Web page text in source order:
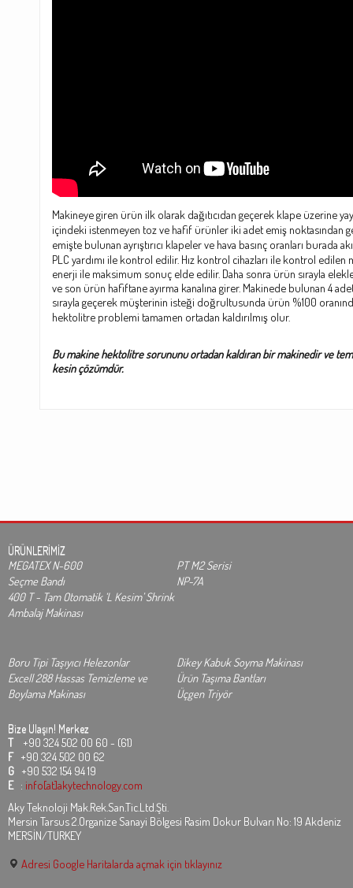
Makineye giren ürün ilk olarak dağıtıcıdan geçerek klape üzerine
içindeki istenmeyen toz ve hafif ürünler iki adet emiş noktasından
emişte bulunan ayrıştırıcı klapeler ve hava basınç oranları burada
PLC yardımı ile kontrol edilir. Hız kontrol cihazları ile kontrol
enerji ile maksimum sonuç elde edilir. Daha sonra ürün sırayla
ve son ürün hafiftane ayırma kanalına girer. Makinede bulunan 4
sırayla geçerek müşterinin isteği doğrultusunda ürün %100
hektolitre problemi tamamen ortadan kaldırılmış olur.
Bu makine hektolitre sorununu ortadan kaldıran bir makinedir ve
kesin çözümdür.
ÜRÜNLERİMİZ
MEGATEX N-600
PT M2 Serisi
Seçme Bandı
NP-7A
400 T - Tam Otomatik ‘L Kesim’ Shrink
Ambalaj Makinası
Boru Tipi Taşıyıcı Helezonlar
Dikey Kabuk Soyma Makinası
Excell 288 Hassas Temizleme ve
Boylama Makinası
Ürün Taşıma Bantları
Üçgen Triyör
Bize Ulaşın! Merkez
T +90 324 502 00 60 - (61)
F +90 324 502 00 62
G +90 532 154 94 19
E : info[at]akytechnology.com
Aky Teknoloji Mak.Rek.San.Tic.Ltd.Şti.
Mersin Tarsus 2.Organize Sanayi Bölgesi Rasim Dokur Bulvarı No: 19 Akdeniz
MERSİN/TURKEY
Adresi Google Haritalarda açmak için tıklayınız